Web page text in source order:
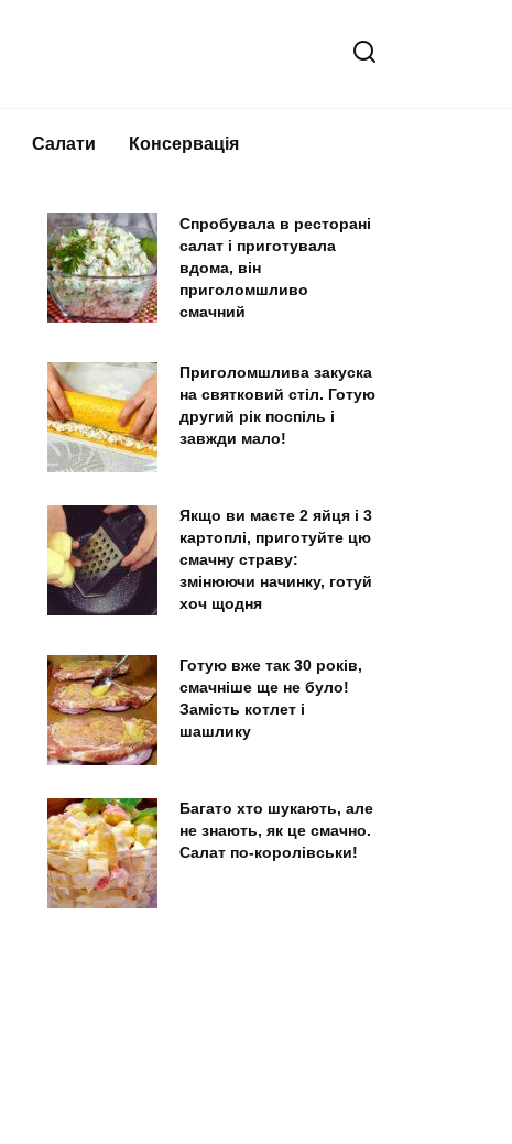
Салати Консервація
Спробувала в ресторані
салат і приготувала
вдома, він
приголомшливо
смачний
Приголомшлива закуска
на святковий стіл. Готую
другий рік поспіль і
завжди мало!
Якщо ви маєте 2 яйця і 3
картоплі, приготуйте цю
смачну страву:
змінюючи начинку, готуй
хоч щодня
Готую вже так 30 років,
смачніше ще не було!
Замість котлет і
шашлику
Багато хто шукають, але
не знають, як це смачно.
Салат по-королівськи!